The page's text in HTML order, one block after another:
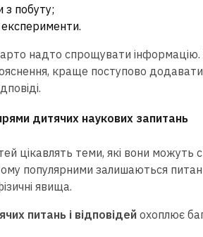
з побуту;
експерименти.
надто спрощувати
краще поступово додавати
дитячих наукових запитань
цікавлять теми, які вони можуть
популярними залишаються
явища.
питань і відповідей охоплює